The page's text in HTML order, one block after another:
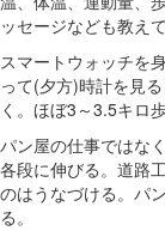
ッセージなども教え
スマートウォッチを
って(夕方)時計を見
く。ほぼ3～3.5キロ
パン屋の仕事ではな
各段に伸びる。道路
のはうなづける。パ
る。